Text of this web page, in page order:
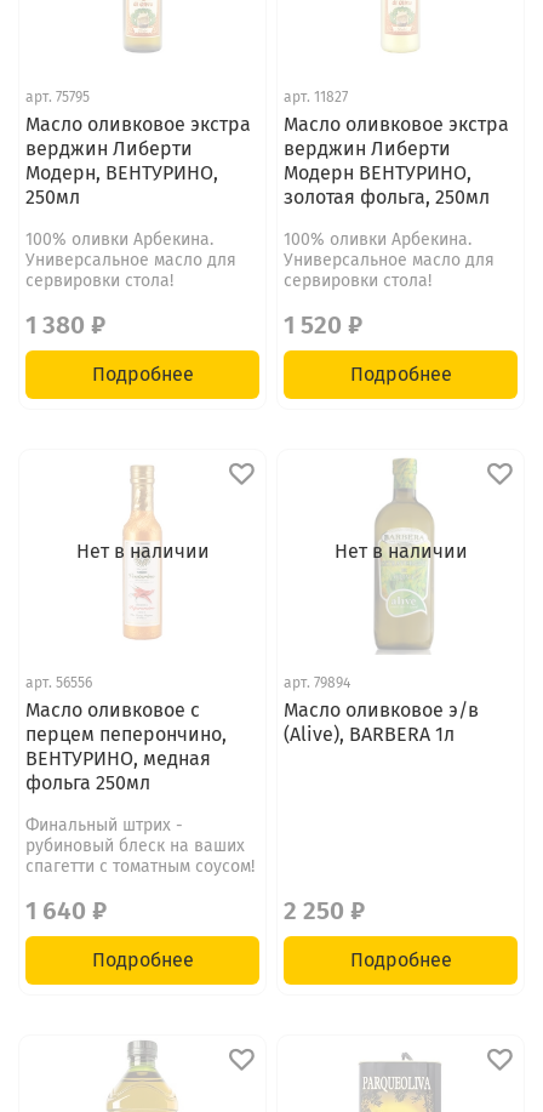
арт. 75795
Масло оливковое экстра
верджин Либерти
Модерн, ВЕНТУРИНО,
250мл
100% оливки Арбекина.
Универсальное масло для
сервировки стола!
1 380 ₽
Подробнее
арт. 11827
Масло оливковое экстра
верджин Либерти
Модерн ВЕНТУРИНО,
золотая фольга, 250мл
100% оливки Арбекина.
Универсальное масло для
сервировки стола!
1 520 ₽
Подробнее
Нет в наличии
арт. 56556
Масло оливковое с
перцем пеперончино,
ВЕНТУРИНО, медная
фольга 250мл
Финальный штрих -
рубиновый блеск на ваших
спагетти с томатным соусом!
1 640 ₽
Подробнее
Нет в наличии
арт. 79894
Масло оливковое э/в
(Alive), BARBERA 1л
2 250 ₽
Подробнее